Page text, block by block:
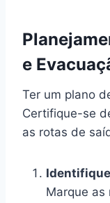
e
Ter um plano
Certifique-se
as rotas de
Marque as